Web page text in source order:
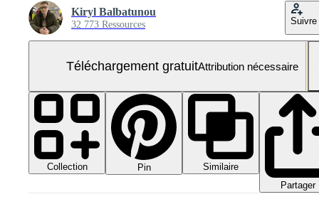
Kiryl Balbatunou
32 773 Ressources Suivre
Téléchargement gratuitAttribution nécessaire
Collection Pin
Similaire
Partager